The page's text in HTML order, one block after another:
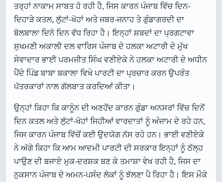
ਤਰ੍ਹਾਂ ਨਾਕਾਮ ਸਾਬਤ ਹੋ ਰਹੀ ਹੈ, ਜਿਸ ਕਾਰਨ ਪੰਜਾਬ ਵਿੱਚ ਦਿਨ-
ਦਿਹਾੜੇ ਕਤਲ, ਲੁੱਟਾਂ-ਖੋਹਾਂ ਅਤੇ ਜਬਰ-ਜਨਾਹ ਤੇ ਗੁੰਡਾਗਰਦੀ ਦਾ
ਬੋਲਬਾਲਾ ਦਿਨੋ ਦਿਨ ਵੱਧ ਰਿਹਾ ਹੈ। ਇਨ੍ਹਾਂ ਸ਼ਬਦਾਂ ਦਾ ਪ੍ਰਗਟਾਵਾ
ਸੁਖਮਣੀ ਅਕਾਲੀ ਦਲ ਵਾਰਿਸ ਪੰਜਾਬ ਦੇ ਹਲਕਾ ਅਟਾਰੀ ਦੇ ਮੁੱਖ
ਸੇਵਾਦਾਰ ਭਾਈ ਪਰਮਜੀਤ ਸਿੰਘ ਵਣੀਏਕੇ ਨੇ ਹਲਕਾ ਅਟਾਰੀ ਦੇ ਅਧੀਨ
ਪੈਂਦੇ ਪਿੰਡ ਬਾਬਾ ਬਕਾਲਾ ਵਿਖੇ ਪਾਰਟੀ ਦਾ ਪ੍ਰਚਾਰ ਕਰਨ ਉਪਰੰਤ
ਪੱਤਰਕਾਰਾਂ ਨਾਲ ਗੱਲਬਾਤ ਕਰਦਿਆਂ ਕੀਤਾ।
ਉਨ੍ਹਾਂ ਕਿਹਾ ਕਿ ਕਾਨੂੰਨ ਦੀ ਅਣਹੋਂਦ ਕਾਰਨ ਗੁੰਡਾ ਅਨਸਰਾਂ ਵਿੱਚ ਦਿਨੋਂ
ਦਿਨ ਕਤਲ ਅਤੇ ਲੁੱਟਾਂ-ਖੋਹਾਂ ਜਿਹੀਆਂ ਵਾਰਦਾਤਾਂ ਨੂੰ ਅੰਜਾਮ ਦੇ ਰਹੇ ਹਨ,
ਜਿਸ ਕਾਰਨ ਪੰਜਾਬ ਵਿੱਚੋਂ ਕਈ ਉਦਯੋਗ ਨੱਸ ਰਹੇ ਹਨ। ਭਾਈ ਵਣੀਏਕੇ
ਨੇ ਅੱਗੇ ਕਿਹਾ ਕਿ ਆਮ ਆਦਮੀ ਪਾਰਟੀ ਦੀ ਸਰਕਾਰ ਇਨ੍ਹਾਂ ਨੂੰ ਠੱਲ੍ਹ
ਪਾਉਣ ਦੀ ਬਜਾਏ ਮੁਕ-ਦਰਸ਼ਕ ਬਣ ਕੇ ਤਮਾਸ਼ਾ ਵੇਖ ਰਹੀ ਹੈ, ਜਿਸ ਦਾ
ਨੁਕਸਾਨ ਪੰਜਾਬ ਦੇ ਅਮਨ-ਪਸੰਦ ਲੋਕਾਂ ਨੂੰ ਝੱਲਣਾ ਪੈ ਰਿਹਾ ਹੈ। ਇਸ ਮੌਕੇ